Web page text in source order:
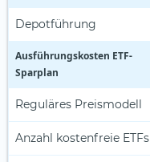
Depotführung
Ausführungskosten ETF-
Sparplan
Reguläres Preismodell
Anzahl kostenfreie ETFs